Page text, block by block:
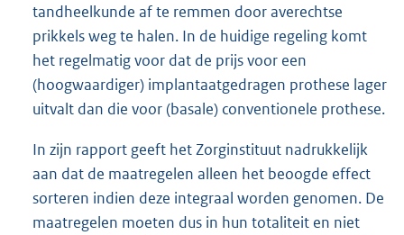
tandheelkunde af te remmen door averechtse
prikkels weg te halen. In de huidige regeling komt
het regelmatig voor dat de prijs voor een
(hoogwaardiger) implantaatgedragen prothese lager
uitvalt dan die voor (basale) conventionele prothese.
In zijn rapport geeft het Zorginstituut nadrukkelijk
aan dat de maatregelen alleen het beoogde effect
sorteren indien deze integraal worden genomen. De
maatregelen moeten dus in hun totaliteit en niet